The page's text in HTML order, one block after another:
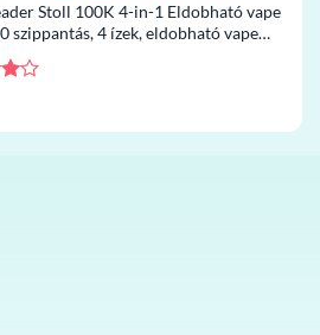
Stoll 100K 4-in-1 Eldobható vape
szippantás, 4 ízek, eldobható vape